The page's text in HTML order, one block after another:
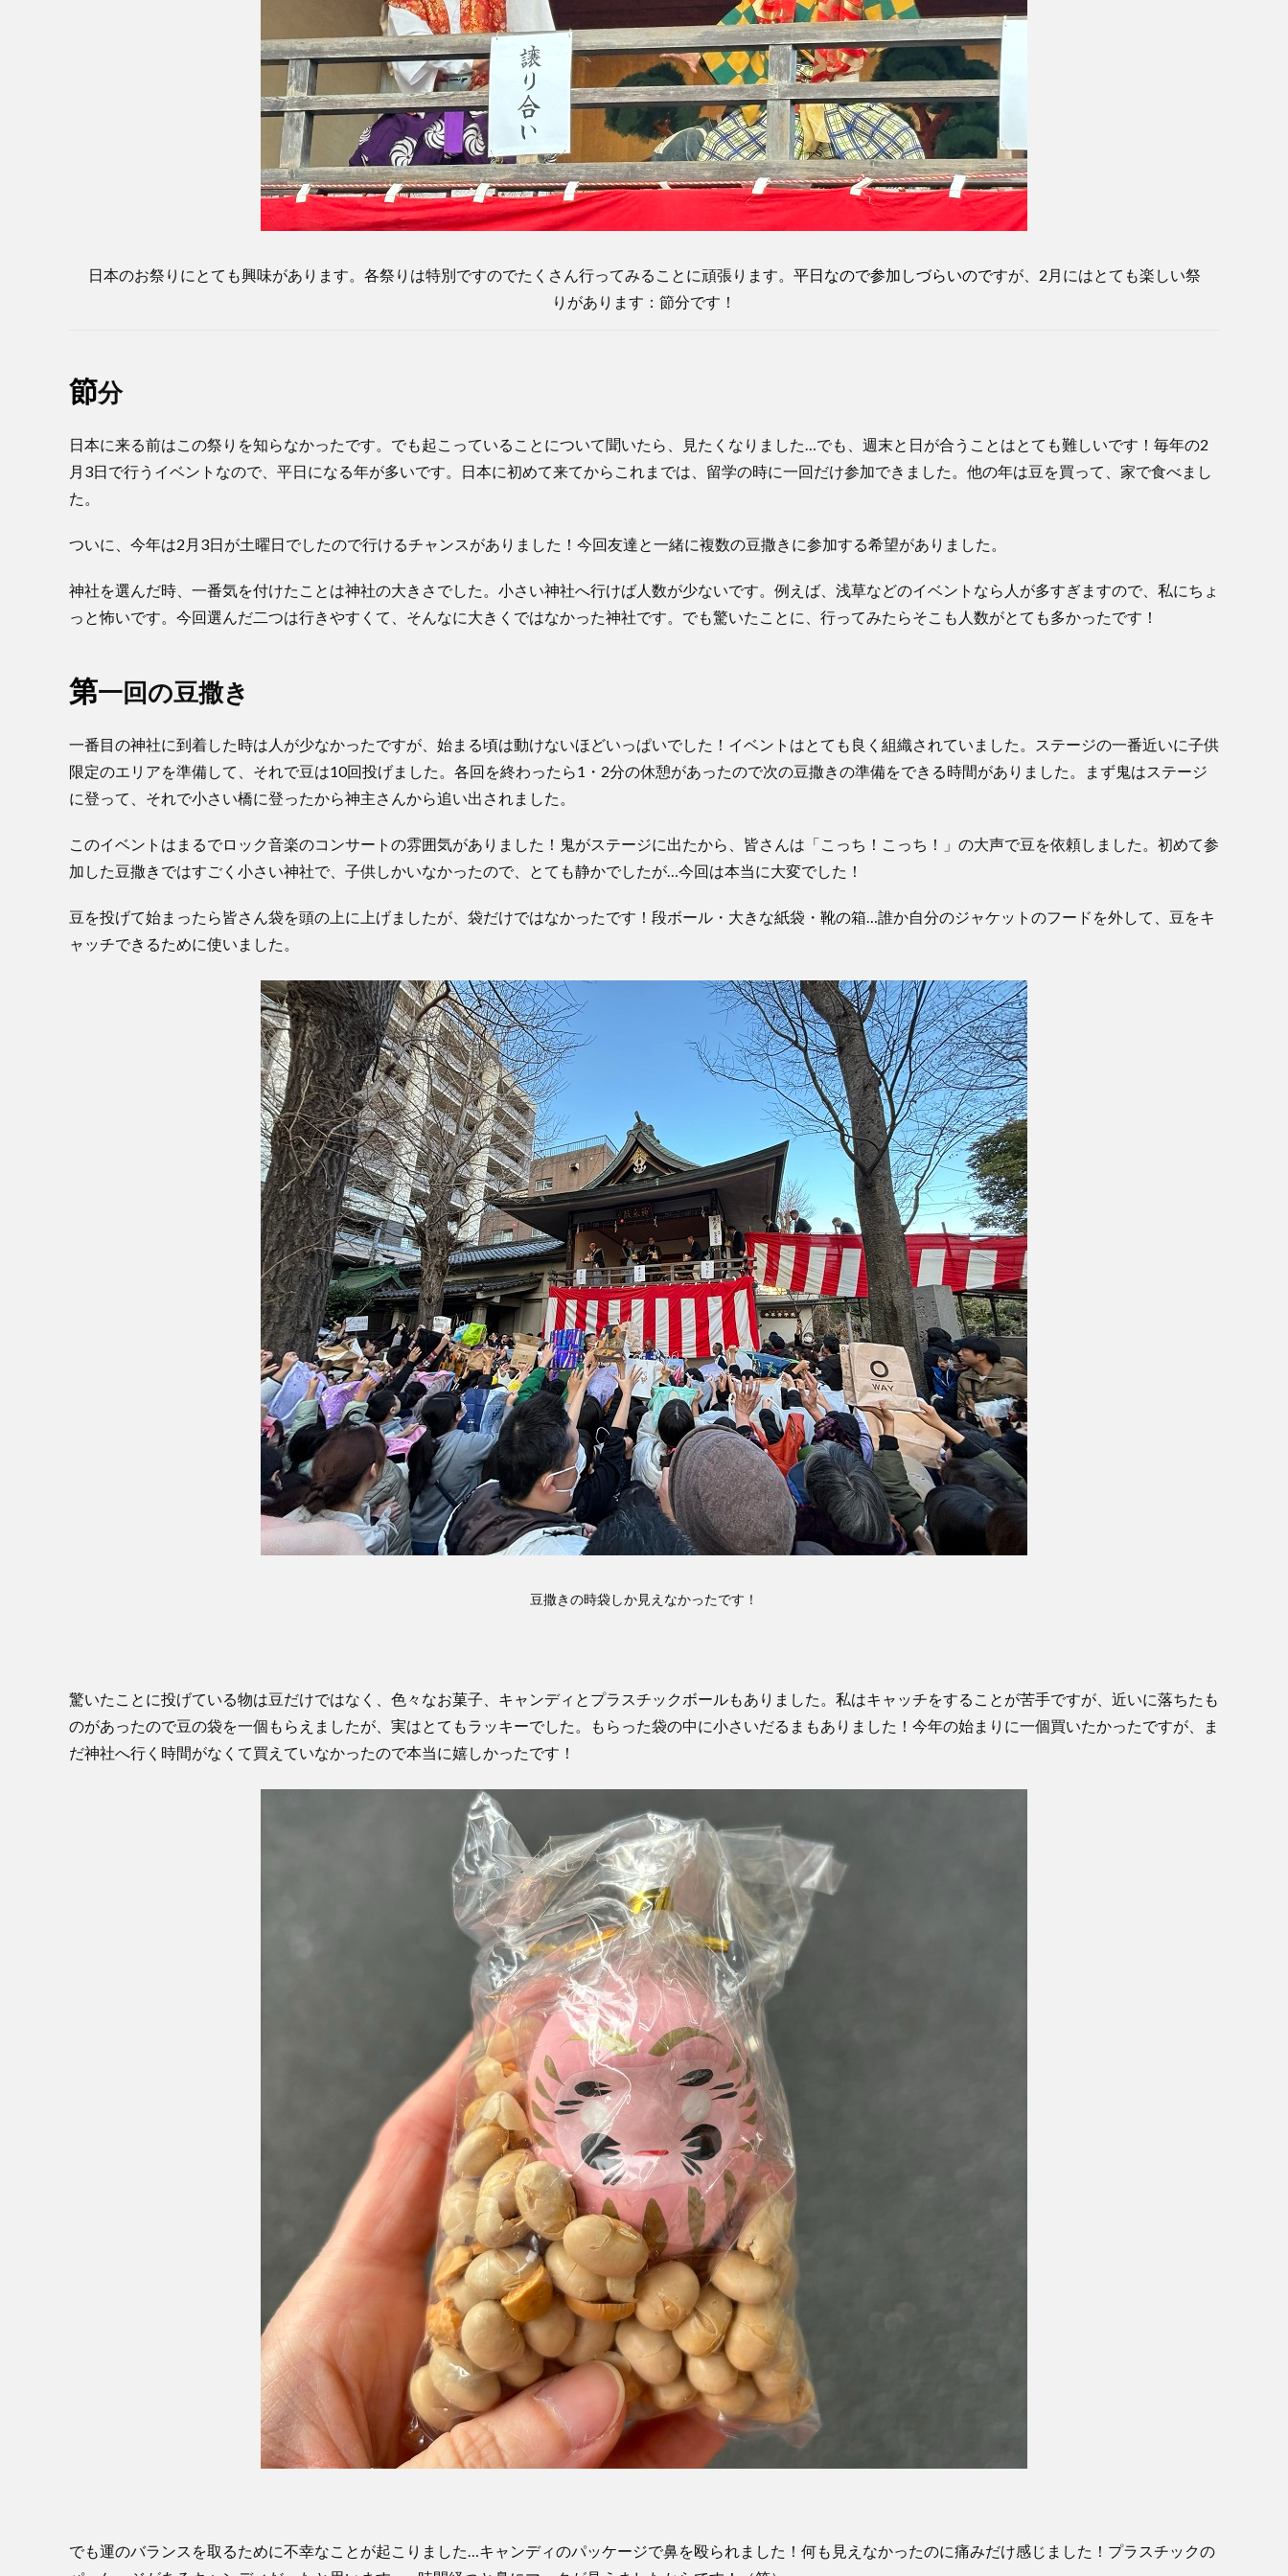
日本のお祭りにとても興味があります。各祭りは特別ですのでたくさん行ってみることに頑張ります。 平日なので参加しづらいのですが、2月にはとても楽しい祭
りがあります：節分です！
節分
日本に来る前はこの祭りを知らなかったです。でも起こっていることについて聞いたら、見たくなりました…でも、週末と日が合うことはとても難しいです！毎年の2
月3日で行うイベントなので、平日になる年が多いです。日本に初めて来てからこれまでは、留学の時に一回だけ参加できました。他の年は豆を買って、家で食べまし
た。
ついに、今年は2月3日が土曜日でしたので行けるチャンスがありました！今回友達と一緒に複数の豆撒きに参加する希望がありました。
神社を選んだ時、一番気を付けたことは神社の大きさでした。小さい神社へ行けば人数が少ないです。例えば、浅草などのイベントなら人が多すぎますので、私にちょ
っと怖いです。今回選んだ二つは行きやすくて、そんなに大きくではなかった神社です。でも驚いたことに、行ってみたらそこも人数がとても多かったです！
第一回の豆撒き
一番目の神社に到着した時は人が少なかったですが、始まる頃は動けないほどいっぱいでした！イベントはとても良く組織されていました。ステージの一番近いに子供
限定のエリアを準備して、それで豆は10回投げました。各回を終わったら1・2分の休憩があったので次の豆撒きの準備をできる時間がありました。まず鬼はステージ
に登って、それで小さい橋に登ったから神主さんから追い出されました。
このイベントはまるでロック音楽のコンサートの雰囲気がありました！鬼がステージに出たから、皆さんは「こっち！こっち！」の大声で豆を依頼しました。初めて参
加した豆撒きではすごく小さい神社で、子供しかいなかったので、とても静かでしたが…今回は本当に大変でした！
豆を投げて始まったら皆さん袋を頭の上に上げましたが、袋だけではなかったです！段ボール・大きな紙袋・靴の箱…誰か自分のジャケットのフードを外して、豆をキ
ャッチできるために使いました。
豆撒きの時袋しか見えなかったです！
驚いたことに投げている物は豆だけではなく、色々なお菓子、キャンディとプラスチックボールもありました。私はキャッチをすることが苦手ですが、近いに落ちたも
のがあったので豆の袋を一個もらえましたが、実はとてもラッキーでした。もらった袋の中に小さいだるまもありました！今年の始まりに一個買いたかったですが、ま
だ神社へ行く時間がなくて買えていなかったので本当に嬉しかったです！
でも運のバランスを取るために不幸なことが起こりました…キャンディのパッケージで鼻を殴られました！何も見えなかったのに痛みだけ感じました！プラスチックの